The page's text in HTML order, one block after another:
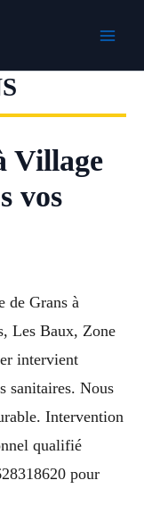
Village
vos
de Grans à
Les Baux, Zone
intervient
sanitaires. Nous
Intervention
qualifié
pour